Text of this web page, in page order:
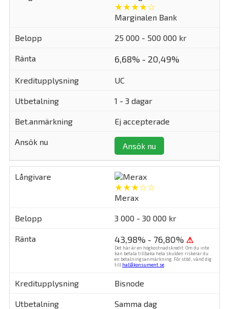
★★★★☆
Marginalen Bank
25 000 - 500 000 kr
6,68% - 20,49%
UC
1 - 3 dagar
Ej accepterade
Ansök nu
★★★☆☆
Merax
3 000 - 30 000 kr
43,98% - 76,80% ⚠
Det här är en högkostnadskredit. Om du inte
kan betala tillbaka hela skulden riskerar du
en betalningsanmärkning. För stöd, vänd dig
till hallåkonsument.se
Bisnode
Samma dag